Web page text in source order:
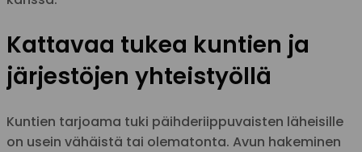
Kattavaa tukea kuntien ja
järjestöjen yhteistyöllä
Kuntien tarjoama tuki päihderiippuvaisten läheisille
on usein vähäistä tai olematonta. Avun hakeminen